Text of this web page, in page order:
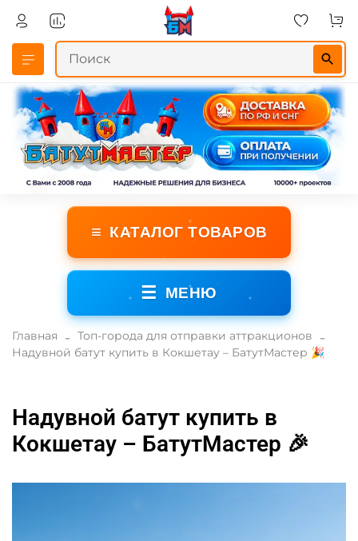
≡ КАТАЛОГ ТОВАРОВ
☰ МЕНЮ
Главная
Топ-города для отправки аттракционов
Надувной батут купить в Кокшетау – БатутМастер 🎉
Надувной батут купить в
Кокшетау – БатутМастер 🎉